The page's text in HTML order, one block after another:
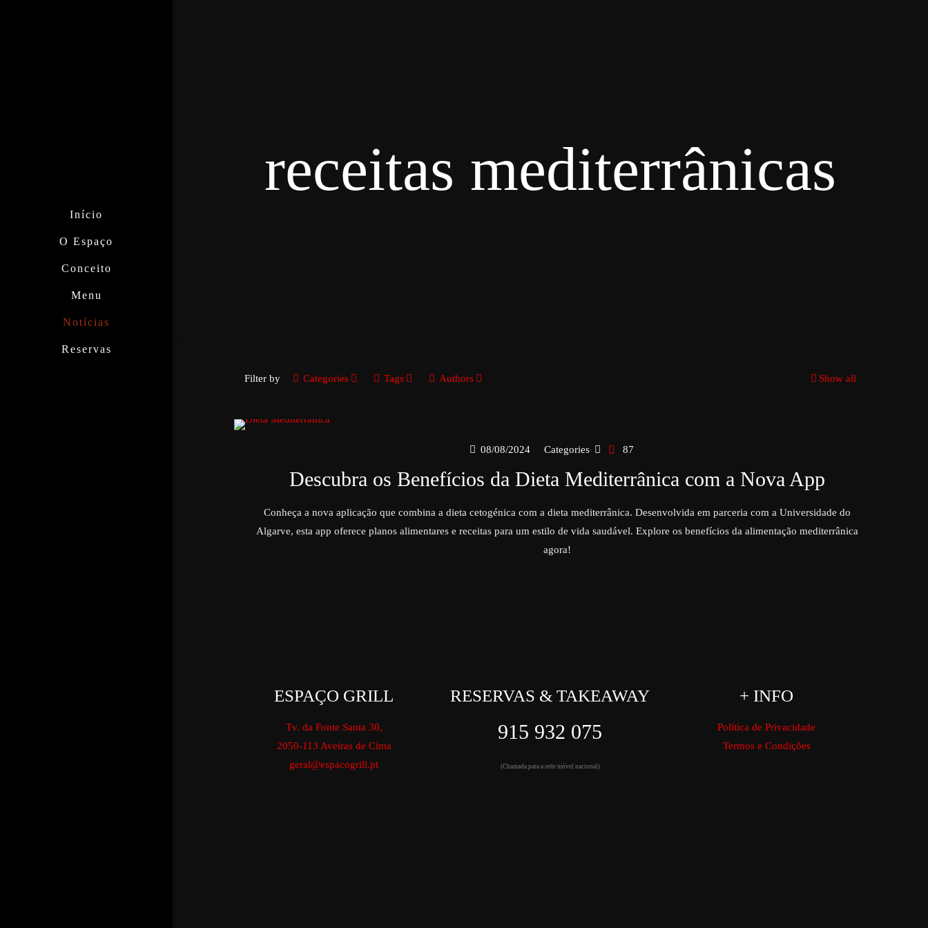
Início
O Espaço
Conceito
Menu
Notícias
Reservas
receitas mediterrânicas
Filter by Categories Tags Authors Show all
08/08/2024 Categories 87
Descubra os Benefícios da Dieta Mediterrânica com a Nova App
Conheça a nova aplicação que combina a dieta cetogénica com a dieta mediterrânica. Desenvolvida em parceria com a Universidade do
Algarve, esta app oferece planos alimentares e receitas para um estilo de vida saudável. Explore os benefícios da alimentação mediterrânica
agora!
ESPAÇO GRILL
Tv. da Fonte Santa 30,
2050-113 Aveiras de Cima
geral@espacogrill.pt
RESERVAS & TAKEAWAY
915 932 075
(Chamada para a rede móvel nacional)
+ INFO
Política de Privacidade
Termos e Condições